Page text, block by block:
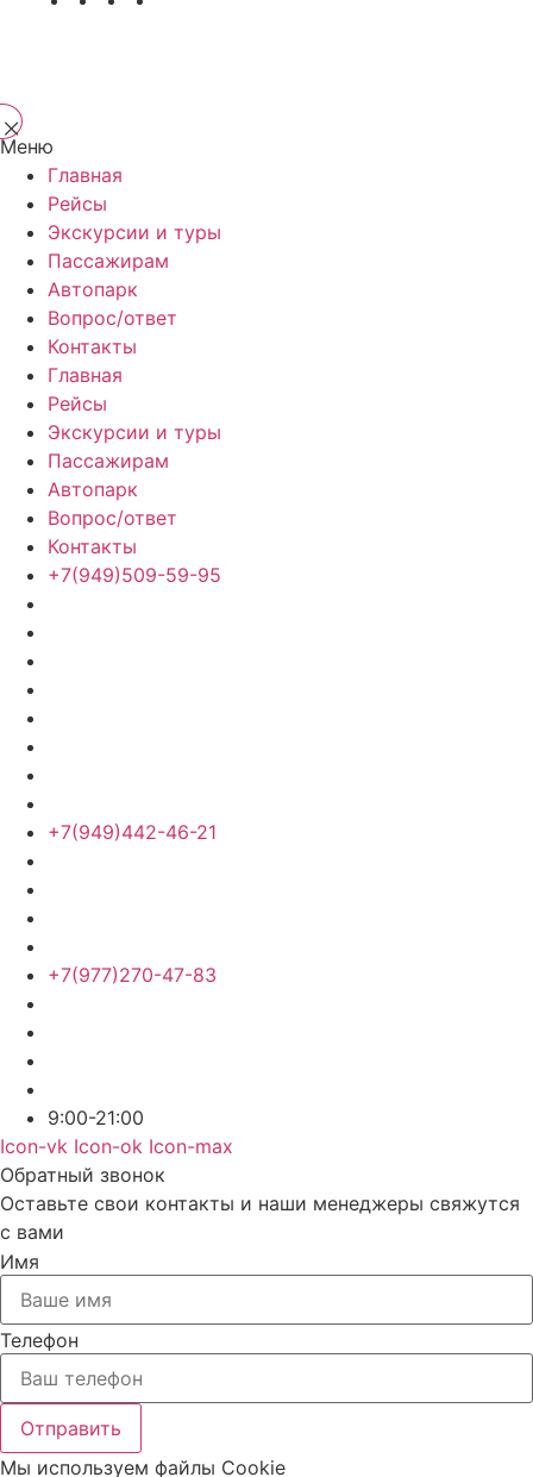
Меню
Главная
Рейсы
Экскурсии и туры
Пассажирам
Автопарк
Вопрос/ответ
Контакты
Главная
Рейсы
Экскурсии и туры
Пассажирам
Автопарк
Вопрос/ответ
Контакты
+7(949)509-59-95
+7(949)442-46-21
+7(977)270-47-83
9:00-21:00
Icon-vk Icon-ok Icon-max
Обратный звонок
Оставьте свои контакты и наши менеджеры свяжутся
с вами
Имя
Телефон
Отправить
Мы используем файлы Cookie